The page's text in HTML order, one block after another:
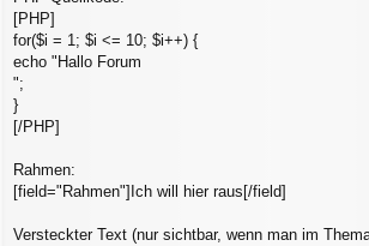
[PHP]
for($i = 1; $i <= 10; $i++) {
echo "Hallo Forum
";
}
[/PHP]
Rahmen:
[field="Rahmen"]Ich will hier raus[/field]
Versteckter Text (nur sichtbar, wenn man im